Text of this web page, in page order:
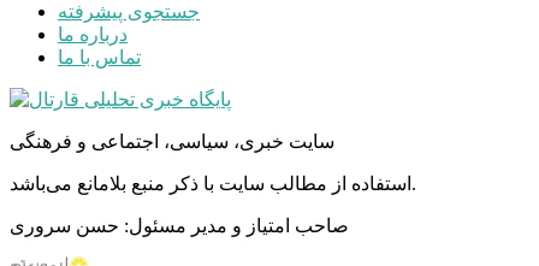
جستجوی پیشرفته
درباره ما
تماس با ما
سایت خبری، سیاسی، اجتماعی و فرهنگی
استفاده از مطالب سایت با ذکر منبع بلامانع می‌باشد.
صاحب امتیاز و مدیر مسئول: حسن سروری